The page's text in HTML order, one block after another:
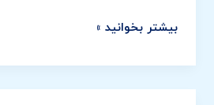
پزشکی
بیشتر بخوانید »